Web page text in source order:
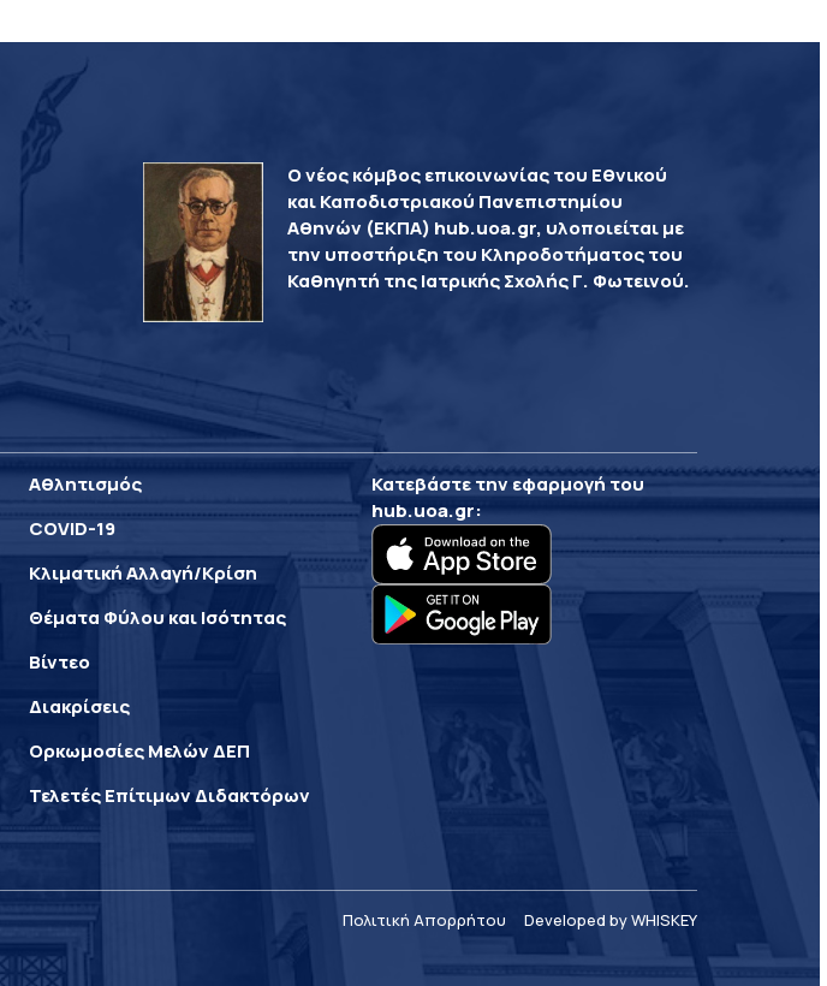
Ο νέος κόμβος επικοινωνίας του Εθνικού
και Καποδιστριακού Πανεπιστημίου
Αθηνών (ΕΚΠΑ) hub.uoa.gr, υλοποιείται με
την υποστήριξη του Κληροδοτήματος του
Καθηγητή της Ιατρικής Σχολής Γ. Φωτεινού.
Αθλητισμός
COVID-19
Κλιματική Αλλαγή/Κρίση
Θέματα Φύλου και Ισότητας
Βίντεο
Διακρίσεις
Ορκωμοσίες Μελών ΔΕΠ
Τελετές Επίτιμων Διδακτόρων
Κατεβάστε την εφαρμογή του
hub.uoa.gr:
Πολιτική Απορρήτου Developed by WHISKEY